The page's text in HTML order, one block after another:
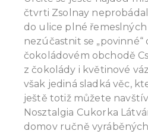
čtvrti Zsolnay
do ulice plné
nezúčastnit se
čokoládovém obchodě
z čokolády i květinové
však jediná sladká věc,
ještě totiž můžete
Nosztalgia Cukorka
domov ručně